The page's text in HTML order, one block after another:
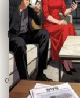
Full
3lượt đọc· 10